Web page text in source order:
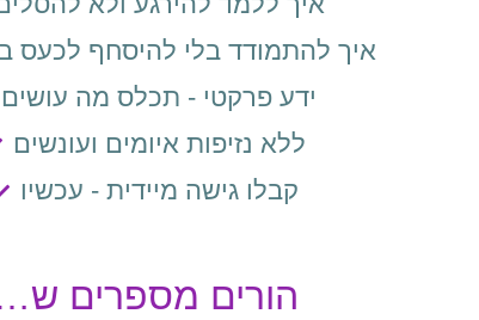
איך להתמודד בלי להיסחף לכעס
ידע פרקטי - תכלס מה עושים
ללא נזיפות איומים ועונשים
קבלו גישה מיידית - עכשיו
הורים מספרים